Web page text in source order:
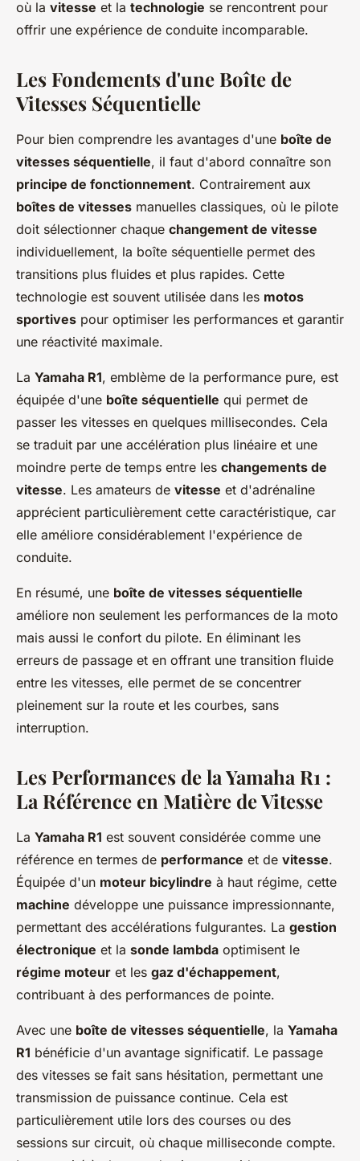
où la vitesse et la technologie se rencontrent pour
offrir une expérience de conduite incomparable.
Les Fondements d'une Boîte de
Vitesses Séquentielle
Pour bien comprendre les avantages d'une boîte de
vitesses séquentielle, il faut d'abord connaître son
principe de fonctionnement. Contrairement aux
boîtes de vitesses manuelles classiques, où le pilote
doit sélectionner chaque changement de vitesse
individuellement, la boîte séquentielle permet des
transitions plus fluides et plus rapides. Cette
technologie est souvent utilisée dans les motos
sportives pour optimiser les performances et garantir
une réactivité maximale.
La Yamaha R1, emblème de la performance pure, est
équipée d'une boîte séquentielle qui permet de
passer les vitesses en quelques millisecondes. Cela
se traduit par une accélération plus linéaire et une
moindre perte de temps entre les changements de
vitesse. Les amateurs de vitesse et d'adrénaline
apprécient particulièrement cette caractéristique, car
elle améliore considérablement l'expérience de
conduite.
En résumé, une boîte de vitesses séquentielle
améliore non seulement les performances de la moto
mais aussi le confort du pilote. En éliminant les
erreurs de passage et en offrant une transition fluide
entre les vitesses, elle permet de se concentrer
pleinement sur la route et les courbes, sans
interruption.
Les Performances de la Yamaha R1 :
La Référence en Matière de Vitesse
La Yamaha R1 est souvent considérée comme une
référence en termes de performance et de vitesse.
Équipée d'un moteur bicylindre à haut régime, cette
machine développe une puissance impressionnante,
permettant des accélérations fulgurantes. La gestion
électronique et la sonde lambda optimisent le
régime moteur et les gaz d'échappement,
contribuant à des performances de pointe.
Avec une boîte de vitesses séquentielle, la Yamaha
R1 bénéficie d'un avantage significatif. Le passage
des vitesses se fait sans hésitation, permettant une
transmission de puissance continue. Cela est
particulièrement utile lors des courses ou des
sessions sur circuit, où chaque milliseconde compte.